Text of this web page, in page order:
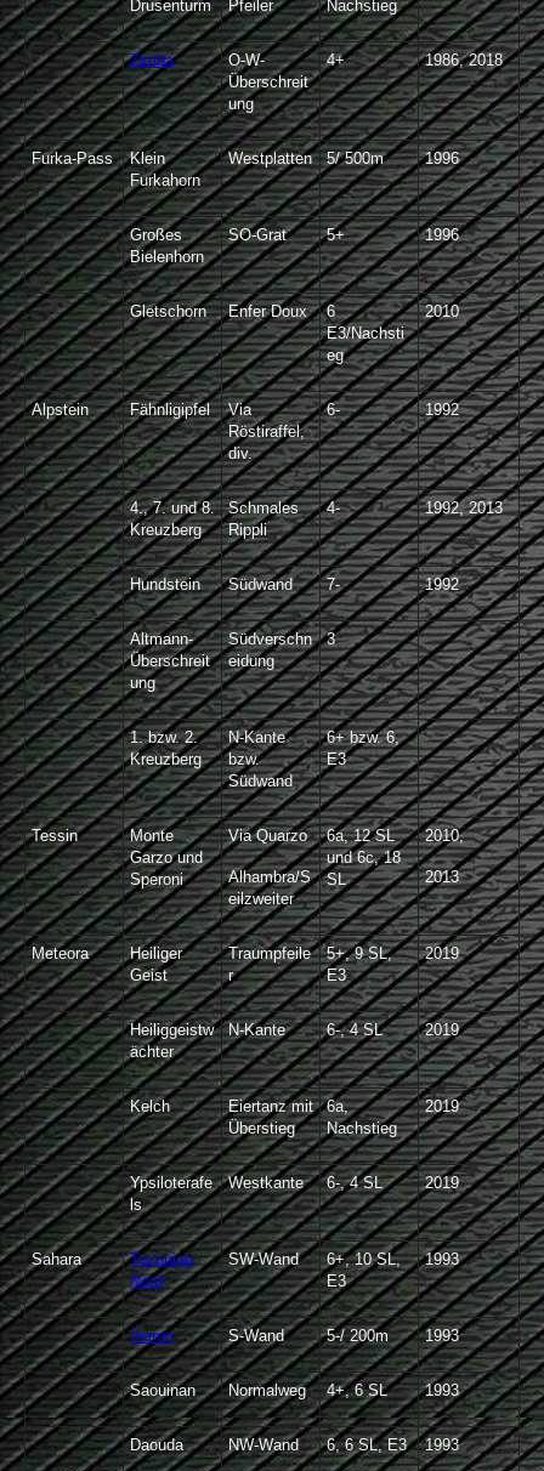
Drusenturm Pfeiler Nachstieg
Zimba
O-W-
Überschreit
ung
4+ 1986, 2018
Furka-Pass
Klein
Furkahorn
Westplatten 5/ 500m 1996
Großes
Bielenhorn
SO-Grat 5+ 1996
Gletschorn Enfer Doux
6
E3/Nachsti
eg
2010
Alpstein Fähnligipfel
Via
Röstiraffel,
div.
6- 1992
4., 7. und 8.
Kreuzberg
Schmales
Rippli
4- 1992, 2013
Hundstein Südwand 7- 1992
Altmann-
Überschreit
ung
Südverschn
eidung
3
1. bzw. 2.
Kreuzberg
N-Kante
bzw.
Südwand
6+ bzw. 6,
E3
Tessin
Monte
Garzo und
Speroni
Via Quarzo
Alhambra/S
eilzweiter
6a, 12 SL
und 6c, 18
SL
2010,
2013
Meteora
Heiliger
Geist
Traumpfeile
r
5+, 9 SL,
E3
2019
Heiliggeistw
ächter
N-Kante 6-, 4 SL 2019
Kelch
Eiertanz mit
Überstieg
6a,
Nachstieg
2019
Ypsiloterafe
ls
Westkante 6-, 4 SL 2019
Sahara
Tezouiag
Nord
SW-Wand
6+, 10 SL,
E3
1993
Iharen S-Wand 5-/ 200m 1993
Saouinan Normalweg 4+, 6 SL 1993
Daouda NW-Wand 6, 6 SL, E3 1993